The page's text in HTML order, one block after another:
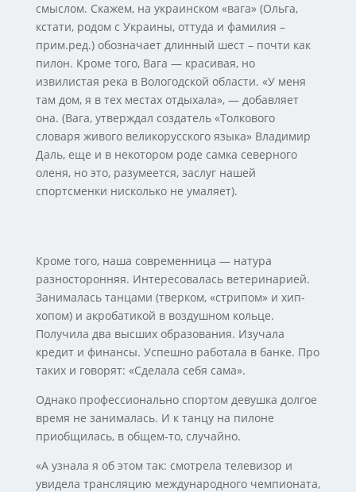
смыслом. Скажем, на украинском «вага» (Ольга,
кстати, родом с Украины, оттуда и фамилия –
прим.ред.) обозначает длинный шест – почти как
пилон. Кроме того, Вага — красивая, но
извилистая река в Вологодской области. «У меня
там дом, я в тех местах отдыхала», — добавляет
она. (Вага, утверждал создатель «Толкового
словаря живого великорусского языка» Владимир
Даль, еще и в некотором роде самка северного
оленя, но это, разумеется, заслуг нашей
спортсменки нисколько не умаляет).
Кроме того, наша современница — натура
разносторонняя. Интересовалась ветеринарией.
Занималась танцами (тверком, «стрипом» и хип-
хопом) и акробатикой в воздушном кольце.
Получила два высших образования. Изучала
кредит и финансы. Успешно работала в банке. Про
таких и говорят: «Сделала себя сама».
Однако профессионально спортом девушка долгое
время не занималась. И к танцу на пилоне
приобщилась, в общем-то, случайно.
«А узнала я об этом так: смотрела телевизор и
увидела трансляцию международного чемпионата,